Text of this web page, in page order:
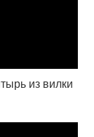
из вилки